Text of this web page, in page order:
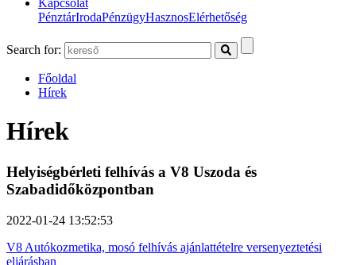
Kapcsolat
PénztárIrodaPénzügyHasznosElérhetőség
Search for:
Főoldal
Hírek
Hírek
Helyiségbérleti felhívás a V8 Uszoda és
Szabadidőközpontban
2022-01-24 13:52:53
V8 Autókozmetika, mosó felhívás ajánlattételre versenyeztetési
eljárásban